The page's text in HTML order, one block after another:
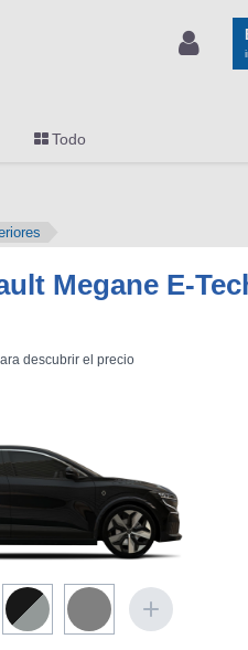
Todo
Megane E-
descubrir el precio